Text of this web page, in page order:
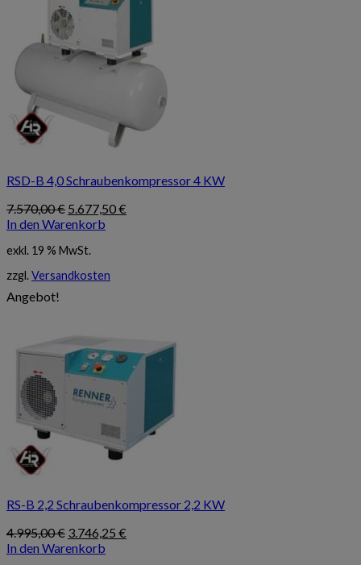
RSD-B 4,0 Schraubenkompressor 4 KW
7.570,00€ Ursprünglicher
Preis
7.570,00 €
5.677,50€
In den Warenkorb
exkl. 19 % MwSt.
zzgl.Versandkosten
Angebot!
RS-B 2,2 Schraubenkompressor 2,2 KW
4.995,00€ Ursprünglicher
Preis
3.746,25 €
In den Warenkorb